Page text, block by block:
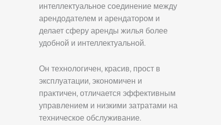
интеллектуальное соединение между
арендодателем и арендатором и
делает сферу аренды жилья более
удобной и интеллектуальной.
Он технологичен, красив, прост в
эксплуатации, экономичен и
практичен, отличается эффективным
управлением и низкими затратами на
техническое обслуживание.